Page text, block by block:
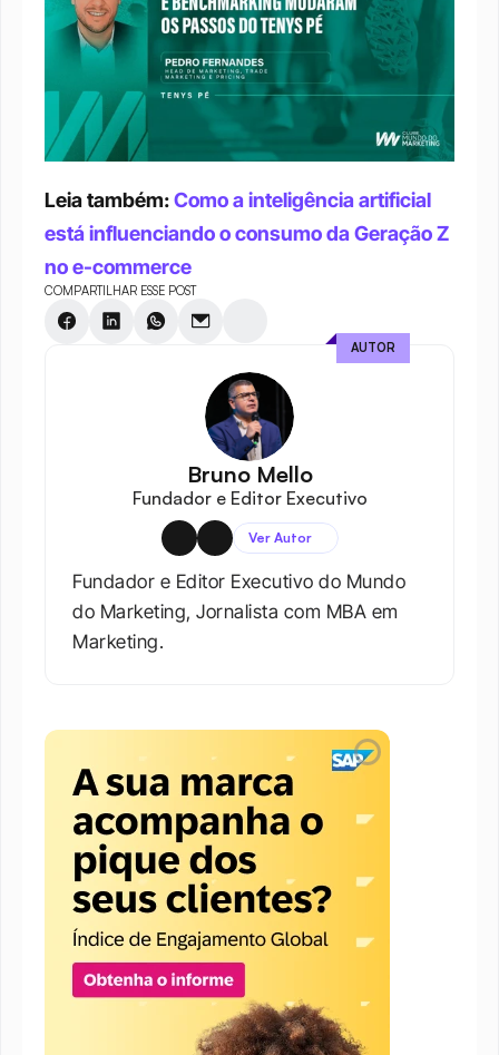
Leia também: Como a inteligência artificial
está influenciando o consumo da Geração Z
no e-commerce
COMPARTILHAR ESSE POST
Bruno Mello
Fundador e Editor Executivo
Ver Autor
Fundador e Editor Executivo do Mundo
do Marketing, Jornalista com MBA em
Marketing.
AUTOR